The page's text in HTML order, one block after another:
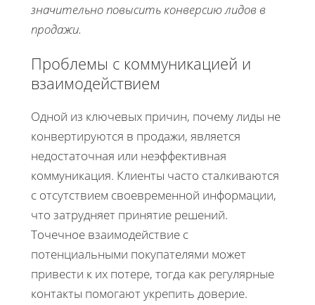
значительно повысить конверсию лидов в
продажи.
Проблемы с коммуникацией и
взаимодействием
Одной из ключевых причин, почему лиды не
конвертируются в продажи, является
недостаточная или неэффективная
коммуникация. Клиенты часто сталкиваются
с отсутствием своевременной информации,
что затрудняет принятие решений.
Точечное взаимодействие с
потенциальными покупателями может
привести к их потере, тогда как регулярные
контакты помогают укрепить доверие.